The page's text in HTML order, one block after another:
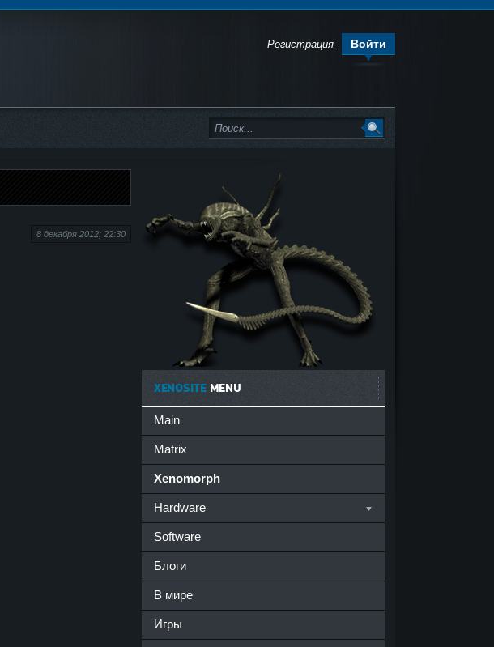
Регистрация Войти
8 декабря 2012; 22:30
XENOSITEMENU
Main
Matrix
Xenomorph
Hardware
Software
Блоги
В мире
Игры